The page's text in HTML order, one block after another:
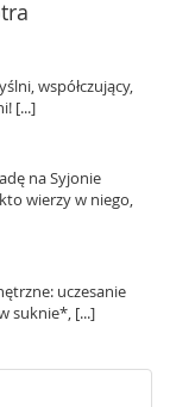
współczujący,
[...]
na Syjonie
wierzy w niego,
uczesanie
suknie*, [...]